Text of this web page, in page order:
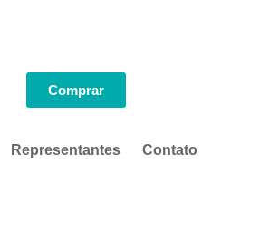
Comprar
Representantes Contato